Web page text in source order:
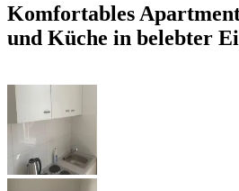
Komfortables
und Küche in belebter